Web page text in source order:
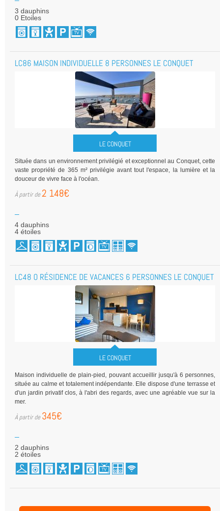
3 dauphins
0 Etoiles
LC86 MAISON INDIVIDUELLE 8 PERSONNES LE CONQUET
LE CONQUET
Située dans un environnement privilégié et exceptionnel au Conquet, cette
vaste propriété de 365 m² privilégie avant tout l'espace, la lumière et la
douceur de vivre face à l'océan.
2 148€
4 dauphins
4 étoiles
LC48 O RÉSIDENCE DE VACANCES 6 PERSONNES LE CONQUET
LE CONQUET
Maison individuelle de plain-pied, pouvant accueillir jusqu'à 6 personnes,
située au calme et totalement indépendante. Elle dispose d'une terrasse et
d'un jardin privatif clos, à l'abri des regards, avec une agréable vue sur la
mer.
345€
2 dauphins
2 étoiles